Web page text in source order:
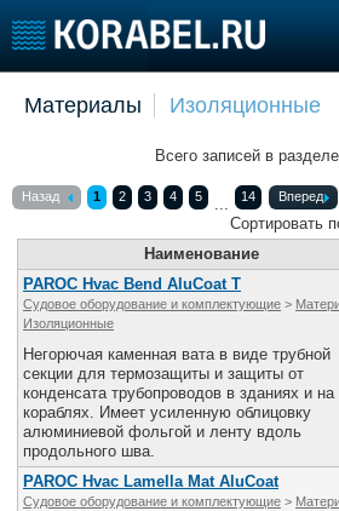
Новости
Работа
Крюинг
Журнал
Реклама
Доска
Продажа
Изделия
Материалы
Услуги
Конференции
Выставки и семинары
Личности
Флот
Материалы Изоляционные
Всего записей в
Назад 1 2 3 4 5 ... 14 Вперед
Сортировать
Наименование
PAROC Hvac Bend AluCoat T
Судовое оборудование и комплектующие >
Изоляционные
Негорючая каменная вата в виде трубной
секции для термозащиты и защиты от
конденсата трубопроводов в зданиях и на
кораблях. Имеет усиленную облицовку
алюминиевой фольгой и ленту вдоль
продольного шва.
PAROC Hvac Lamella Mat AluCoat
Судовое оборудование и комплектующие >